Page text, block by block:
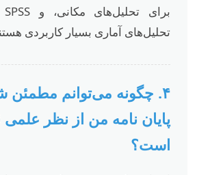
تحلیل‌های آماری بسیار کاربردی
۴. چگونه می‌توانم مطمئن
پایان نامه من از نظر
است؟